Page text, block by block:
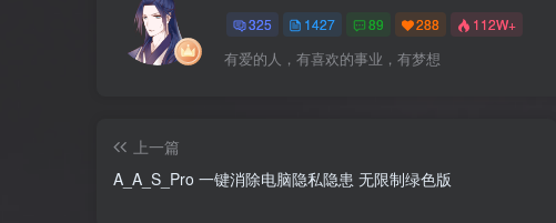
325 1427 89 288 112W+
有爱的人，有喜欢的事业，有梦想
上一篇
A_A_S_Pro 一键消除电脑隐私隐患 无限制绿色版